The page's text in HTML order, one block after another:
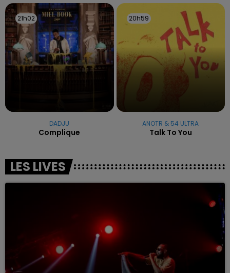
21h02
21h02
DADJU
Complique
20h59
20h59
ANOTR & 54 ULTRA
Talk To You
LES LIVES